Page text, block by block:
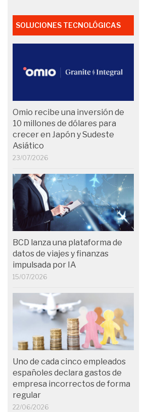
SOLUCIONES TECNOLÓGICAS
Omio recibe una inversión de
10 millones de dólares para
crecer en Japón y Sudeste
Asiático
23/07/2026
BCD lanza una plataforma de
datos de viajes y finanzas
impulsada por IA
15/07/2026
Uno de cada cinco empleados
españoles declara gastos de
empresa incorrectos de forma
regular
22/06/2026